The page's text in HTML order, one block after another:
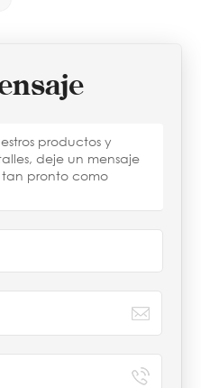
productos y
deje un mensaje
tan pronto como